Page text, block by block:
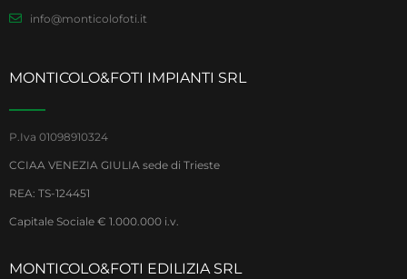
info@monticolofoti.it
MONTICOLO&FOTI IMPIANTI SRL
P.Iva 01098910324
CCIAA VENEZIA GIULIA sede di Trieste
REA: TS-124451
Capitale Sociale € 1.000.000 i.v.
MONTICOLO&FOTI EDILIZIA SRL